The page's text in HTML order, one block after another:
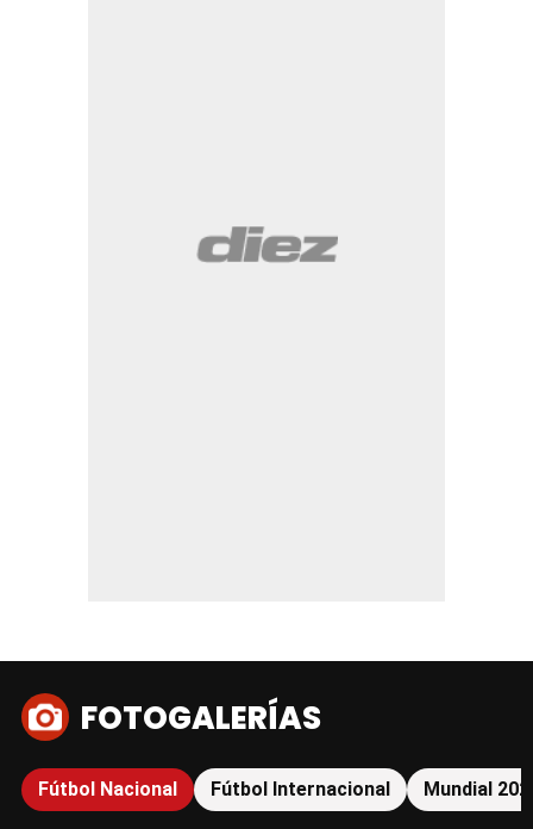
FOTOGALERÍAS
Fútbol Nacional Fútbol Internacional Mundial